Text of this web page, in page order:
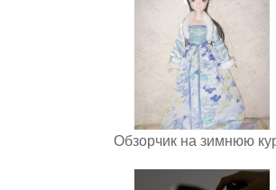
Обзорчик на зимнюю